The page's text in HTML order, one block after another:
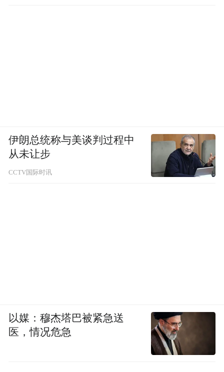
伊朗总统称与美谈判过程中
从未让步
CCTV国际时讯
以媒：穆杰塔巴被紧急送
医，情况危急